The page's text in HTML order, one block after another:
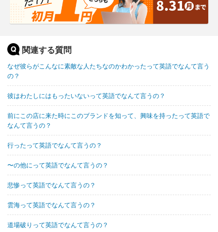
関連する質問
なぜ彼らがこんなに素敵な人たちなのかわかったって英語でなんて言う
の？
彼はわたしにはもったいないって英語でなんて言うの？
前にこの店に来た時にこのブランドを知って、興味を持ったって英語で
なんて言うの？
行ったって英語でなんて言うの？
〜の他にって英語でなんて言うの？
悲惨って英語でなんて言うの？
雲海って英語でなんて言うの？
道場破りって英語でなんて言うの？